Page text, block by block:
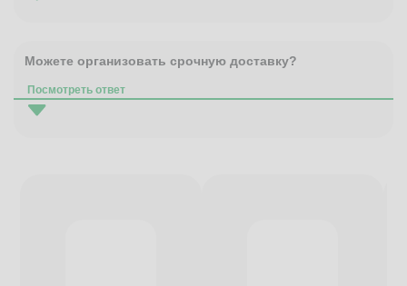
Можете организовать срочную доставку?
Посмотреть ответ